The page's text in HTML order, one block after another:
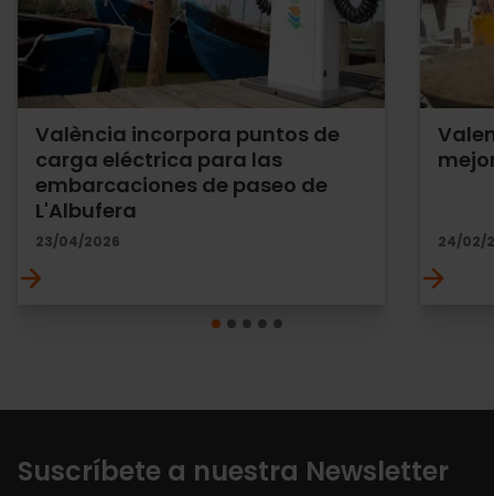
València incorpora puntos de
carga eléctrica para las
embarcaciones de paseo de
L'Albufera
23/04/2026 24/02/
Suscríbete a nuestra Newsletter